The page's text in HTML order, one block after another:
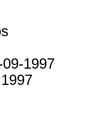
1997